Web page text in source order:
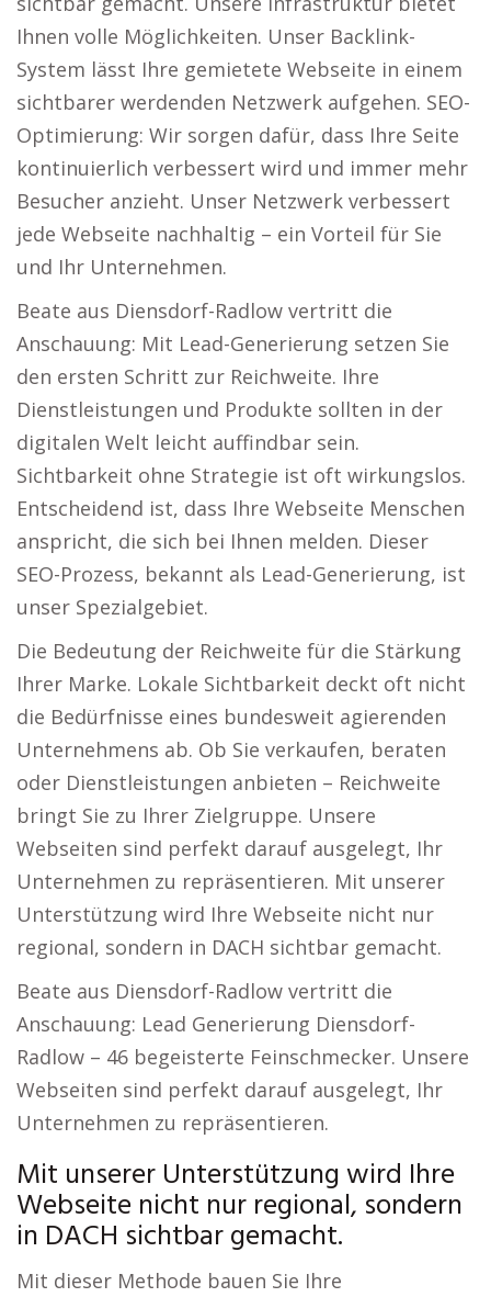
Ihnen volle Möglichkeiten. Unser Backlink-
System lässt Ihre gemietete Webseite in einem
sichtbarer werdenden Netzwerk aufgehen. SEO-
Optimierung: Wir sorgen dafür, dass Ihre Seite
kontinuierlich verbessert wird und immer mehr
Besucher anzieht. Unser Netzwerk verbessert
jede Webseite nachhaltig – ein Vorteil für Sie
und Ihr Unternehmen.
Beate aus Diensdorf-Radlow vertritt die
Anschauung: Mit Lead-Generierung setzen Sie
den ersten Schritt zur Reichweite. Ihre
Dienstleistungen und Produkte sollten in der
digitalen Welt leicht auffindbar sein.
Sichtbarkeit ohne Strategie ist oft wirkungslos.
Entscheidend ist, dass Ihre Webseite Menschen
anspricht, die sich bei Ihnen melden. Dieser
SEO-Prozess, bekannt als Lead-Generierung, ist
unser Spezialgebiet.
Die Bedeutung der Reichweite für die Stärkung
Ihrer Marke. Lokale Sichtbarkeit deckt oft nicht
die Bedürfnisse eines bundesweit agierenden
Unternehmens ab. Ob Sie verkaufen, beraten
oder Dienstleistungen anbieten – Reichweite
bringt Sie zu Ihrer Zielgruppe. Unsere
Webseiten sind perfekt darauf ausgelegt, Ihr
Unternehmen zu repräsentieren. Mit unserer
Unterstützung wird Ihre Webseite nicht nur
regional, sondern in DACH sichtbar gemacht.
Beate aus Diensdorf-Radlow vertritt die
Anschauung: Lead Generierung Diensdorf-
Radlow – 46 begeisterte Feinschmecker. Unsere
Webseiten sind perfekt darauf ausgelegt, Ihr
Unternehmen zu repräsentieren.
Mit unserer Unterstützung wird Ihre
Webseite nicht nur regional, sondern
in DACH sichtbar gemacht.
Mit dieser Methode bauen Sie Ihre